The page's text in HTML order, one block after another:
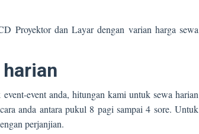
Proyektor dan Layar dengan varian harga sewa
event anda, hitungan kami untuk sewa harian
anda antara pukul 8 pagi sampai 4 sore. Untuk
perjanjian.